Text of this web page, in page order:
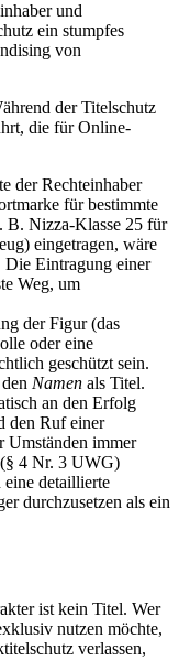
und
ein stumpfes
von
der Titelschutz
die für Online-
der Rechteinhaber
für bestimmte
B. Nizza-Klasse 25 für
eingetragen, wäre
Die Eintragung einer
Weg, um
der Figur (das
oder eine
geschützt sein.
Namen als Titel.
an den Erfolg
den Ruf einer
Umständen immer
4 Nr. 3 UWG)
detaillierte
durchzusetzen als ein
ist kein Titel. Wer
nutzen möchte,
verlassen,